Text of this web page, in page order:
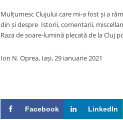
Mulțumesc Clujului care mi-a fost și a
din și despre Istorii, comentarii,
Raza de soare-lumină plecată de la Cluj
Ion N. Oprea, Iași, 29 ianuarie 2021
Facebook LinkedIn